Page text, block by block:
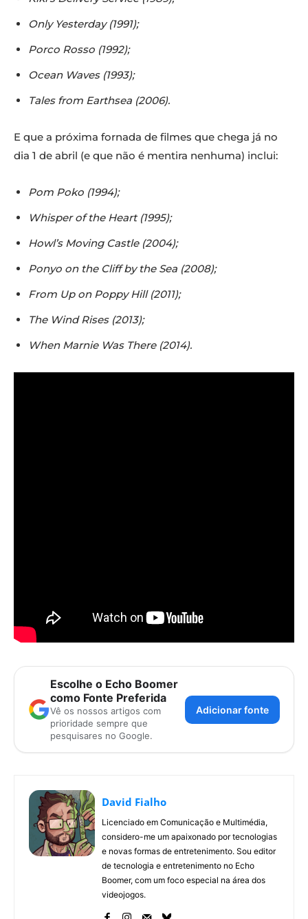
Only Yesterday (1991);
Porco Rosso (1992);
Ocean Waves (1993);
Tales from Earthsea (2006).
E que a próxima fornada de filmes que chega já no
dia 1 de abril (e que não é mentira nenhuma) inclui:
Pom Poko (1994);
Whisper of the Heart (1995);
Howl’s Moving Castle (2004);
Ponyo on the Cliff by the Sea (2008);
From Up on Poppy Hill (2011);
The Wind Rises (2013);
When Marnie Was There (2014).
Escolhe o Echo Boomer
como Fonte Preferida
Vê os nossos artigos com
prioridade sempre que
pesquisares no Google.
Adicionar fonte
David Fialho
Licenciado em Comunicação e Multimédia,
considero-me um apaixonado por tecnologias
e novas formas de entretenimento. Sou editor
de tecnologia e entretenimento no Echo
Boomer, com um foco especial na área dos
videojogos.